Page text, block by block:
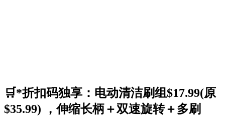
🛒*折扣码独享：电动清洁刷组$17.99(原
$35.99) ，伸缩长柄＋双速旋转＋多刷